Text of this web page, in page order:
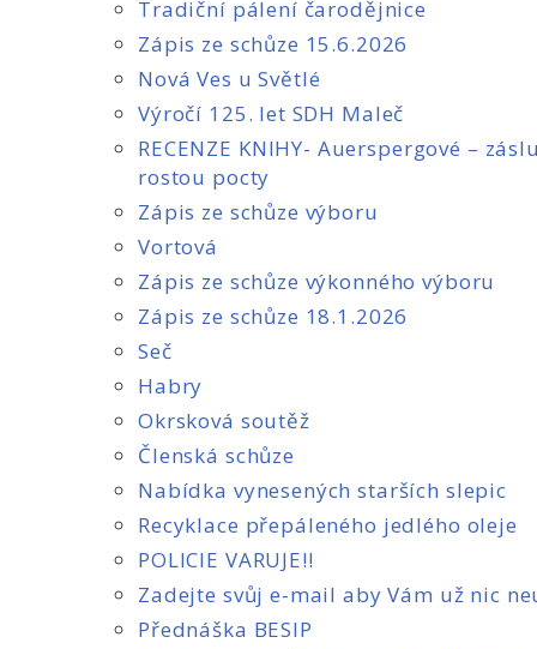
Tradiční pálení čarodějnice
Zápis ze schůze 15.6.2026
Nová Ves u Světlé
Výročí 125. let SDH Maleč
RECENZE KNIHY- Auerspergové –
rostou pocty
Zápis ze schůze výboru
Vortová
Zápis ze schůze výkonného výboru
Zápis ze schůze 18.1.2026
Seč
Habry
Okrsková soutěž
Členská schůze
Nabídka vynesených starších slepic
Recyklace přepáleného jedlého oleje
POLICIE VARUJE!!
Zadejte svůj e-mail aby Vám už nic
Přednáška BESIP